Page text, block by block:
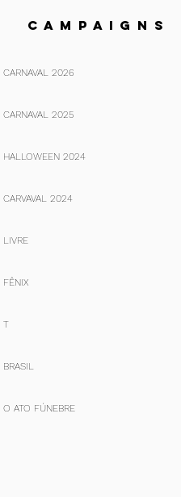
C A M P A I G N S
CARNAVAL 2026
CARNAVAL 2025
HALLOWEEN 2024
CARVAVAL 2024
LIVRE
FÊNIX
T
BRASIL
O ATO FÚNEBRE